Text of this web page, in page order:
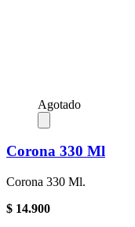
Agotado
Corona 330 Ml
Corona 330 Ml.
$ 14.900